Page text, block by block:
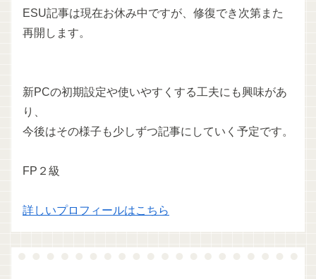
ESU記事は現在お休み中ですが、修復でき次第また
再開します。
新PCの初期設定や使いやすくする工夫にも興味があ
り、
今後はその様子も少しずつ記事にしていく予定です。
FP２級
詳しいプロフィールはこちら